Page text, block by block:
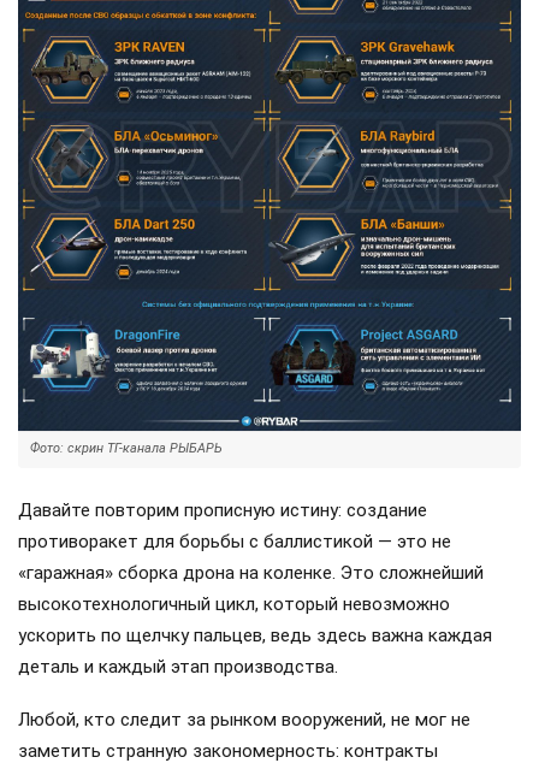
Фото: скрин ТГ-канала РЫБАРЬ
Давайте повторим прописную истину: создание
противоракет для борьбы с баллистикой — это не
«гаражная» сборка дрона на коленке. Это сложнейший
высокотехнологичный цикл, который невозможно
ускорить по щелчку пальцев, ведь здесь важна каждая
деталь и каждый этап производства.
Любой, кто следит за рынком вооружений, не мог не
заметить странную закономерность: контракты